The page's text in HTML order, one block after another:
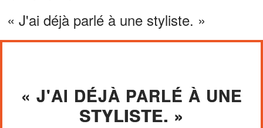
« J'ai déjà parlé à une styliste. »
« J'AI DÉJÀ PARLÉ À UNE
STYLISTE. »